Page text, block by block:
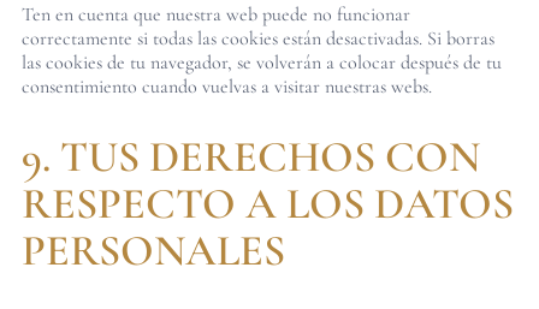
Ten en cuenta que nuestra web puede no funcionar
correctamente si todas las cookies están desactivadas. Si borras
las cookies de tu navegador, se volverán a colocar después de tu
consentimiento cuando vuelvas a visitar nuestras webs.
9. TUS DERECHOS CON
RESPECTO A LOS DATOS
PERSONALES